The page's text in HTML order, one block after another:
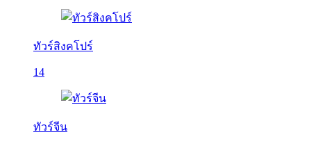
ทัวร์สิงคโปร์
14
ทัวร์จีน